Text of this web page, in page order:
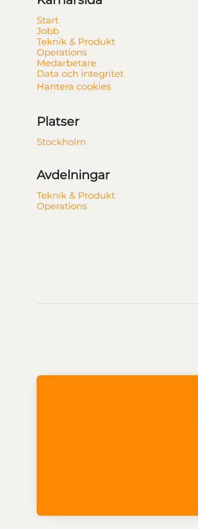
Start
Jobb
Teknik & Produkt
Operations
Medarbetare
Data och integritet
Hantera cookies
Platser
Stockholm
Avdelningar
Teknik & Produkt
Operations